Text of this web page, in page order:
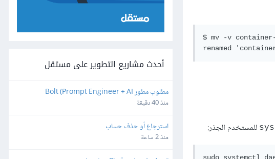
$ mv -v
للمستخدم الجذر:
أحدث مشاريع التطوير على مستقل
Developer)
منذ 40 دقيقة
استرجاع أو حذف حساب
منذ 2 ساعة